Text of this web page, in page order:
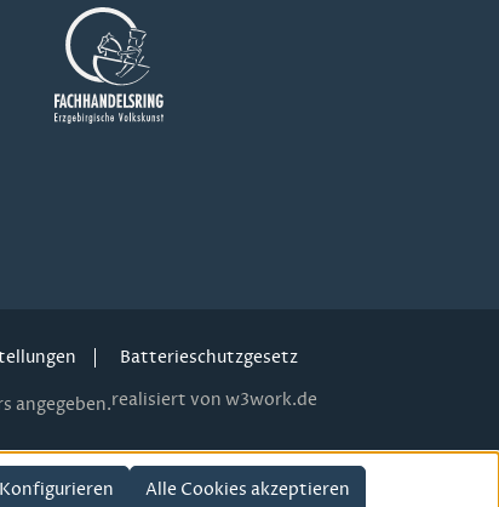
Batterieschutzgesetz
angegeben.realisiert von w3work.de
Konfigurieren Alle Cookies akzeptieren